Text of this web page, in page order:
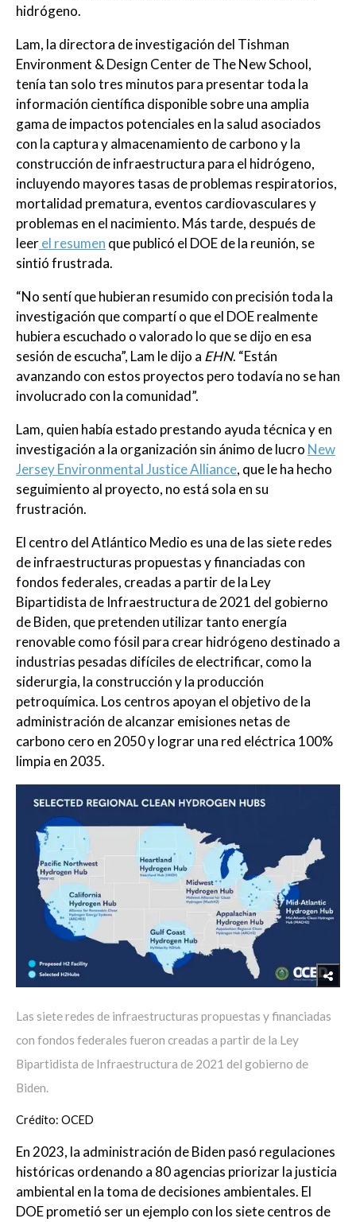
hidrógeno.
Lam, la directora de investigación del Tishman
Environment & Design Center de The New School,
tenía tan solo tres minutos para presentar toda la
información científica disponible sobre una amplia
gama de impactos potenciales en la salud asociados
con la captura y almacenamiento de carbono y la
construcción de infraestructura para el hidrógeno,
incluyendo mayores tasas de problemas respiratorios,
mortalidad prematura, eventos cardiovasculares y
problemas en el nacimiento. Más tarde, después de
leerel resumen que publicó el DOE de la reunión, se
sintió frustrada.
“No sentí que hubieran resumido con precisión toda la
investigación que compartí o que el DOE realmente
hubiera escuchado o valorado lo que se dijo en esa
sesión de escucha”, Lam le dijo a EHN. “Están
avanzando con estos proyectos pero todavía no se han
involucrado con la comunidad”.
Lam, quien había estado prestando ayuda técnica y en
investigación a la organización sin ánimo de lucro New
Jersey Environmental Justice Alliance, que le ha hecho
seguimiento al proyecto, no está sola en su
frustración.
El centro del Atlántico Medio es una de las siete redes
de infraestructuras propuestas y financiadas con
fondos federales, creadas a partir de la Ley
Bipartidista de Infraestructura de 2021 del gobierno
de Biden, que pretenden utilizar tanto energía
renovable como fósil para crear hidrógeno destinado a
industrias pesadas difíciles de electrificar, como la
siderurgia, la construcción y la producción
petroquímica. Los centros apoyan el objetivo de la
administración de alcanzar emisiones netas de
carbono cero en 2050 y lograr una red eléctrica 100%
limpia en 2035.
Las siete redes de infraestructuras propuestas y financiadas
con fondos federales fueron creadas a partir de la Ley
Bipartidista de Infraestructura de 2021 del gobierno de
Biden.
Crédito: OCED
En 2023, la administración de Biden pasó regulaciones
históricas ordenando a 80 agencias priorizar la justicia
ambiental en la toma de decisiones ambientales. El
DOE prometió ser un ejemplo con los siete centros de